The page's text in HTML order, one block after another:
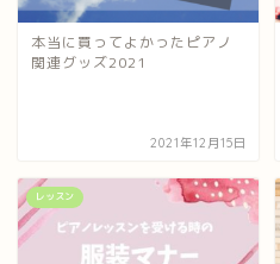
本当に買ってよかったピアノ
関連グッズ2021
2021年12月15日
レッスン